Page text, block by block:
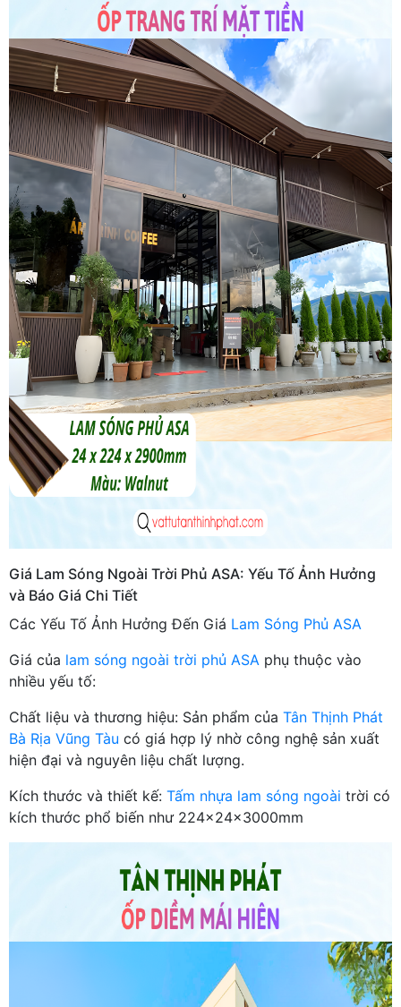
Giá Lam Sóng Ngoài Trời Phủ ASA: Yếu Tố Ảnh Hưởng
và Báo Giá Chi Tiết
Các Yếu Tố Ảnh Hưởng Đến Giá Lam Sóng Phủ ASA
Giá của lam sóng ngoài trời phủ ASA phụ thuộc vào
nhiều yếu tố:
Chất liệu và thương hiệu: Sản phẩm của Tân Thịnh Phát
Bà Rịa Vũng Tàu có giá hợp lý nhờ công nghệ sản xuất
hiện đại và nguyên liệu chất lượng.
Kích thước và thiết kế: Tấm nhựa lam sóng ngoài trời có
kích thước phổ biến như 224x24x3000mm